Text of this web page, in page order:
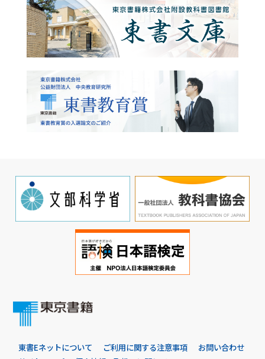
東書Eネットについて ご利用に関する注意事項
お問い合わせ